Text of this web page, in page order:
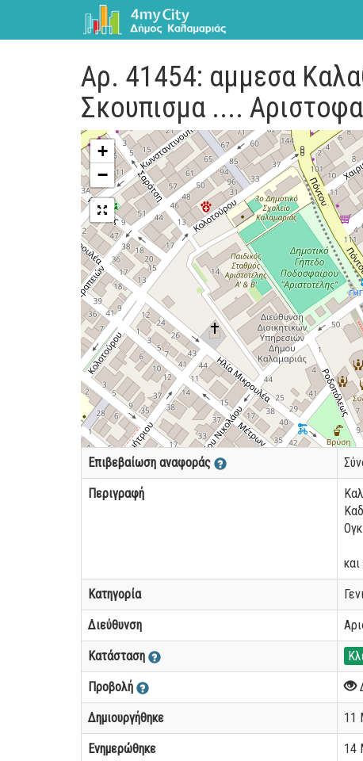
Αρ. 41454: αμμεσα
Σκουπισμα ....
+
−
Επιβεβαίωση αναφοράς
Περιγραφή
Κατηγορία
Διεύθυνση
Κατάσταση
Προβολή
Δημιουργήθηκε 11
Ενημερώθηκε 14